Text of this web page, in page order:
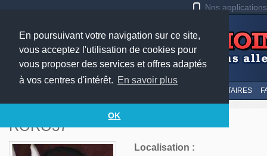
En poursuivant votre navigation sur ce site,
vous acceptez l'utilisation de cookies pour
vous proposer des services et offres adaptés
à vos centres d'intérêt. En savoir plus
OK
Nos
SUIVI DES COMMENTAIRES
RORO37
Localisation :